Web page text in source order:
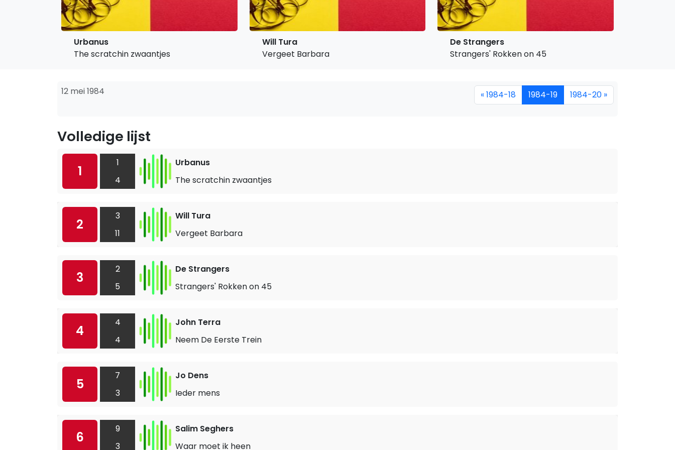
Urbanus
The scratchin zwaantjes
Will Tura
Vergeet Barbara
De Strangers
Strangers' Rokken on 45
12 mei 1984 « 1984-18 1984-19 1984-20 »
Volledige lijst
1
1
4
Urbanus
The scratchin zwaantjes
2
3
11
Will Tura
Vergeet Barbara
3
2
5
De Strangers
Strangers' Rokken on 45
4
4
4
John Terra
Neem De Eerste Trein
5
7
3
Jo Dens
Ieder mens
6
9
3
Salim Seghers
Waar moet ik heen